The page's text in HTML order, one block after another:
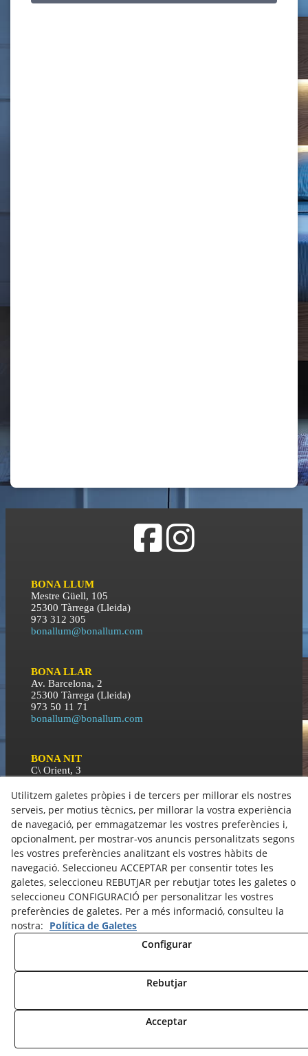
BONA LLUM
Mestre Güell, 105
25300 Tàrrega (Lleida)
973 312 305
bonallum@bonallum.com
BONA LLAR
Av. Barcelona, 2
25300 Tàrrega (Lleida)
973 50 11 71
bonallum@bonallum.com
BONA NIT
C\ Orient, 3
973 50 11 71
bonallum@bonallum.com
Política de Cookies
Política de Privacitat
© 08/2026 GRUP BONA LLUM - Tots els drets reservats.
Utilitzem galetes pròpies i de tercers per millorar els nostres
serveis, per motius tècnics, per millorar la vostra experiència
de navegació, per emmagatzemar les vostres preferències i,
opcionalment, per mostrar-vos anuncis personalitzats segons
les vostres preferències analitzant els vostres hàbits de
navegació. Seleccioneu ACCEPTAR per consentir totes les
galetes, seleccioneu REBUTJAR per rebutjar totes les galetes o
seleccioneu CONFIGURACIÓ per personalitzar les vostres
preferències de galetes. Per a més informació, consulteu la
nostra: Política de Galetes
Configurar
Rebutjar
Acceptar